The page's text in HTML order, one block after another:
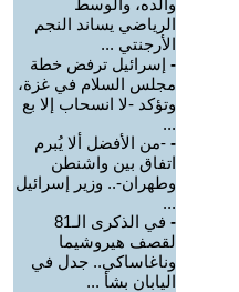
والده، والوسط
الرياضي يساند النجم
الأرجنتي ...
- إسرائيل ترفض خطة
مجلس السلام في غزة،
وتؤكد -لا انسحاب إلا بع
...
- -من الأفضل ألا يُبرم
اتفاق بين واشنطن
وطهران-.. وزير إسرائيل
...
-
في الذكرى الـ81
لقصف هيروشيما
وناغاساكي.. جدل في
اليابان بشأ ...